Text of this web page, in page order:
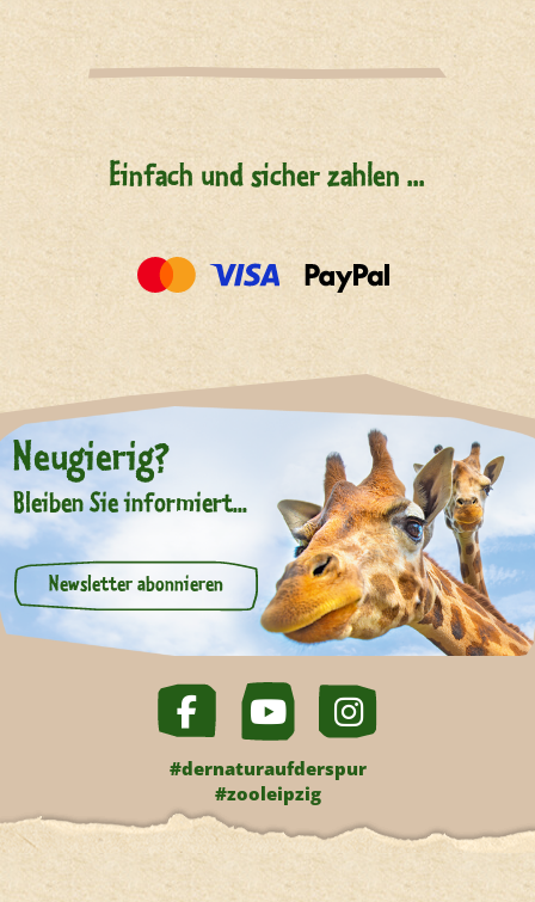
Einfach und sicher zahlen ...
Neugierig?
Bleiben Sie informiert...
Newsletter abonnieren
#dernaturaufderspur
#zooleipzig